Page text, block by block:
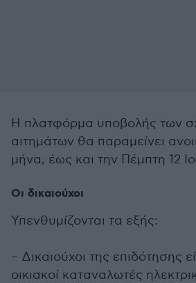
Η πλατφόρμα υποβολής των
αιτημάτων θα παραμείνει
μήνα, έως και την Πέμπτη 12
Οι δικαιούχοι
Υπενθυμίζονται τα εξής:
– Δικαιούχοι της επιδότησης
οικιακοί καταναλωτές